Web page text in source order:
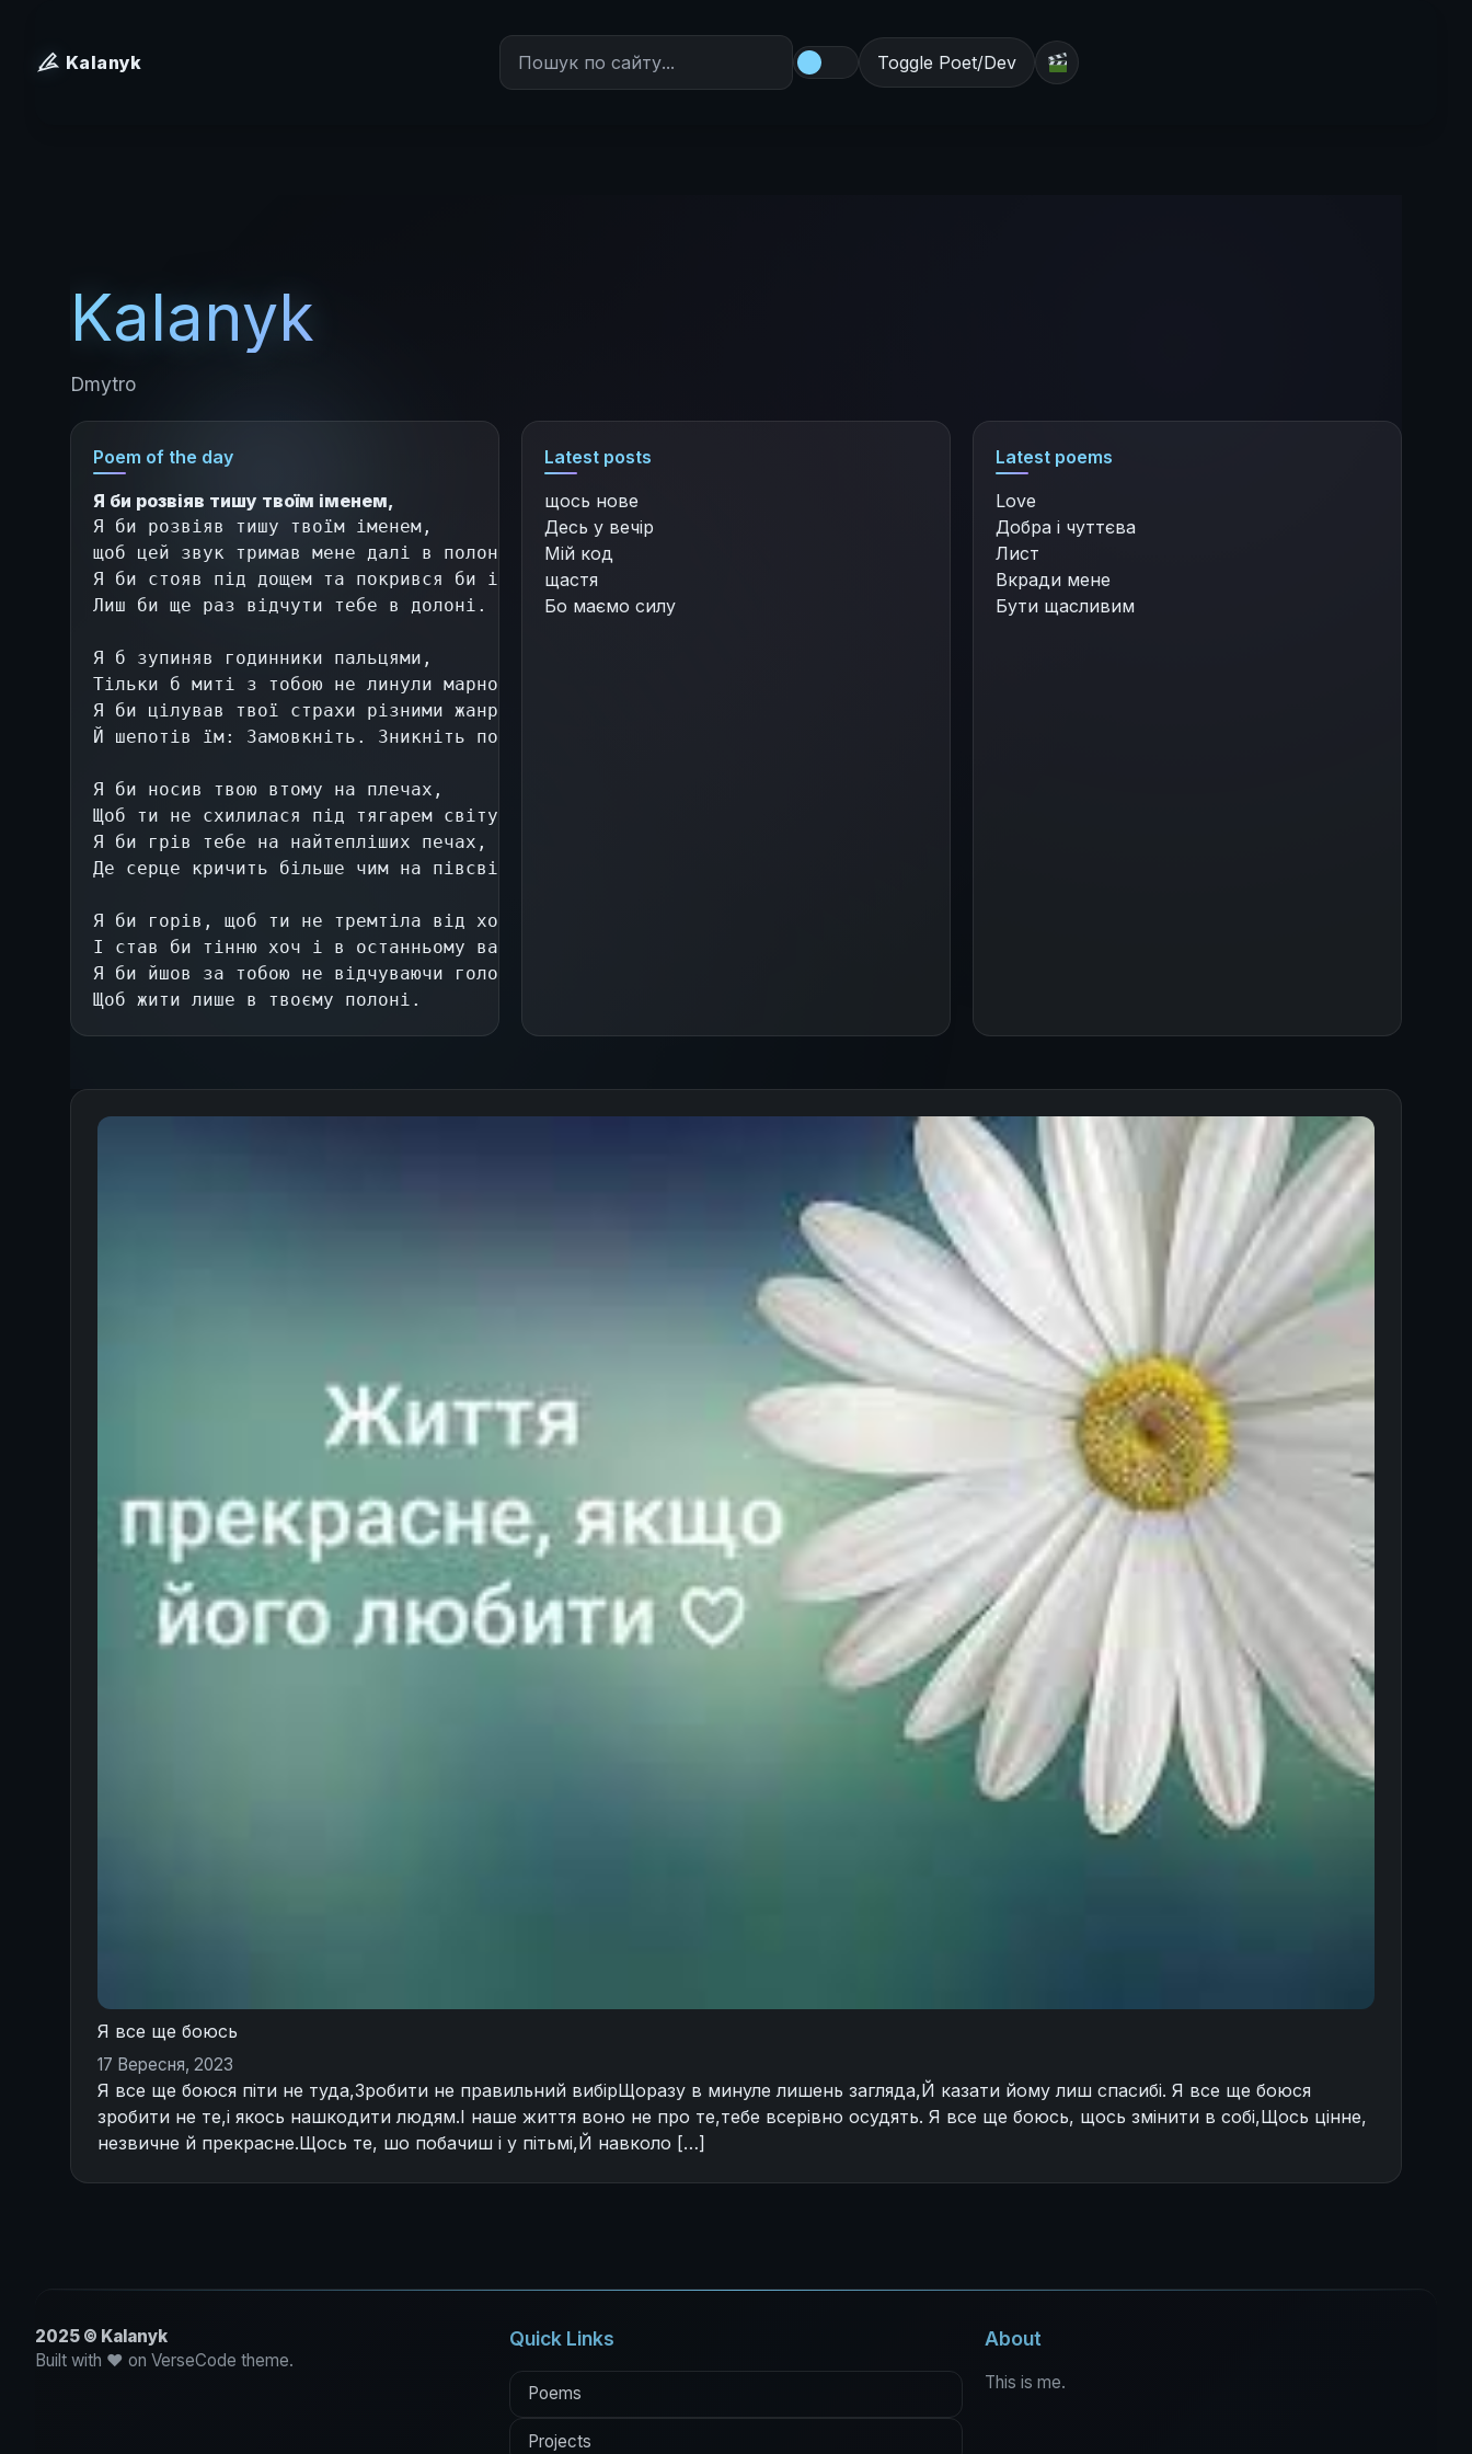
Kalanyk Toggle Poet/Dev
Kalanyk
Dmytro
Poem of the day
Я би розвіяв тишу твоїм іменем,
Я би розвіяв тишу твоїм іменем,
щоб цей звук тримав мене далі в полоні.
Я би стояв під дощем та покрився би інієм,
Лиш би ще раз відчути тебе в долоні.
Я б зупиняв годинники пальцями,
Тільки б миті з тобою не линули марно.
Я би цілував твої страхи різними жанрами,
Й шепотів їм: Замовкніть. Зникніть полярно
Я би носив твою втому на плечах,
Щоб ти не схилилася під тягарем світу.
Я би грів тебе на найтепліших печах,
Де серце кричить більше чим на півсвіту.
Я би горів, щоб ти не тремтіла від холоду,
І став би тінню хоч і в останньому вагоні.
Я би йшов за тобою не відчуваючи голоду,
Щоб жити лише в твоєму полоні.
Latest posts
щось нове
Десь у вечір
Мій код
щастя
Бо маємо силу
Latest poems
Love
Добра і чуттєва
Лист
Вкради мене
Бути щасливим
Я все ще боюсь
17 Вересня, 2023
Я все ще боюся піти не туда,Зробити не правильний вибірЩоразу в минуле лишень загляда,Й казати йому лиш спасибі. Я все ще боюся
зробити не те,і якось нашкодити людям.І наше життя воно не про те,тебе всерівно осудять. Я все ще боюсь, щось змінити в собі,Щось цінне,
незвичне й прекрасне.Щось те, шо побачиш і у пітьмі,Й навколо […]
2025 © Kalanyk
Built with ♥ on VerseCode theme.
Quick Links
Poems
Projects
About
This is me.